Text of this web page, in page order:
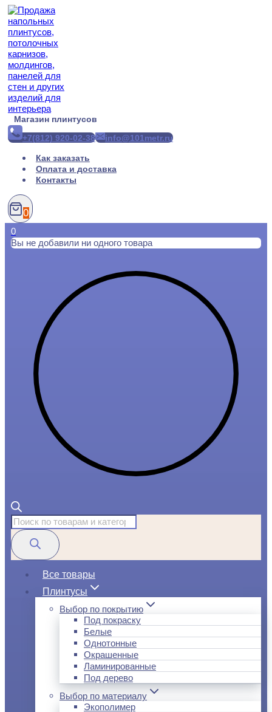
Перейти
содержимому
Магазин плинтусов
+7(812) 920-02-38
info@101metr.ru
Как заказать
Оплата и доставка
Контакты
0
0
Вы не добавили ни одного товара
Поиск
товаров
Все товары
Плинтусы
Выбор по покрытию
Под покраску
Белые
Однотонные
Окрашенные
Ламинированные
Под дерево
Выбор по материалу
Экополимер